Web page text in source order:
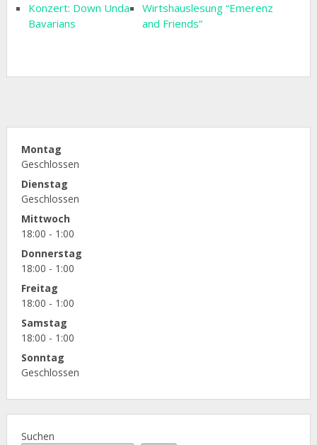
Konzert: Down Unda
Bavarians
Wirtshauslesung “Emerenz
and Friends”
Montag
Geschlossen
Dienstag
Geschlossen
Mittwoch
18:00 - 1:00
Donnerstag
18:00 - 1:00
Freitag
18:00 - 1:00
Samstag
18:00 - 1:00
Sonntag
Geschlossen
Suchen